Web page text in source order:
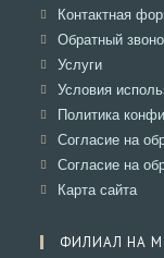
Контактная
Обратный
Услуги
в
вкладке
Условия
Политика
Согласие на
Согласие на
Карта сайта
ФИЛИАЛ НА